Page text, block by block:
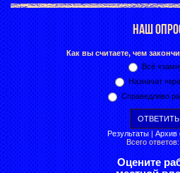
НАШ
Как вы считаете, чем
Всё
Назначат
Справедливо
Результаты | Архив
Всего ответов:
Оцените